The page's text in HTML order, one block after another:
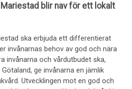
blir nav för ett lokalt
ska erbjuda ett differentierat
invånarnas behov av god och nära
invånarna och vårdutbudet ska,
ge invånarna en jämlik
Utvecklingen mot en god och